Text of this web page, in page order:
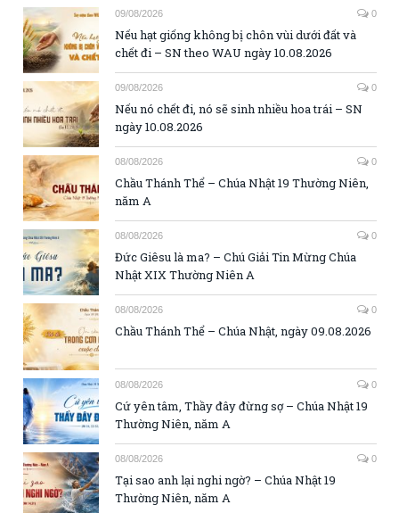
09/08/2026 0
Nếu hạt giống không bị chôn vùi dưới đất và
chết đi – SN theo WAU ngày 10.08.2026
09/08/2026 0
Nếu nó chết đi, nó sẽ sinh nhiều hoa trái – SN
ngày 10.08.2026
08/08/2026 0
Chầu Thánh Thể – Chúa Nhật 19 Thường Niên,
năm A
08/08/2026 0
Đức Giêsu là ma? – Chú Giải Tin Mừng Chúa
Nhật XIX Thường Niên A
08/08/2026 0
Chầu Thánh Thể – Chúa Nhật, ngày 09.08.2026
08/08/2026 0
Cứ yên tâm, Thầy đây đừng sợ – Chúa Nhật 19
Thường Niên, năm A
08/08/2026 0
Tại sao anh lại nghi ngờ? – Chúa Nhật 19
Thường Niên, năm A